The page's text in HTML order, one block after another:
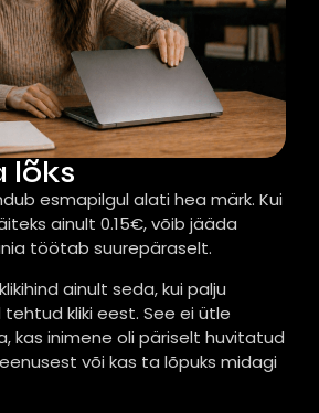
lõks
esmapilgul alati hea märk. Kui
ainult 0.15€, võib jääda
töötab suurepäraselt.
ainult seda, kui palju
kliki eest. See ei ütle
kas inimene oli päriselt huvitatud
või kas ta lõpuks midagi